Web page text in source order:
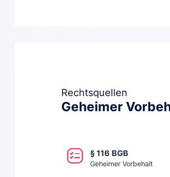
Rechtsquellen
Geheimer
§ 116 BGB
Geheimer Vorbehalt